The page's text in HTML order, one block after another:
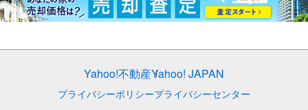
Yahoo!不動産Yahoo! JAPAN
プライバシーポリシープライバシーセンター